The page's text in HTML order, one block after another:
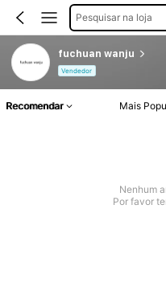
Pesquisar na loja
fuchuan wanju
Vendedor
Recomendar Mais
Nenhum
Por favor